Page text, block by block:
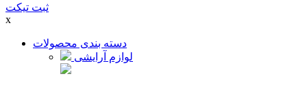
ثبت تیکت
x
دسته بندی محصولات
لوازم آرایشی